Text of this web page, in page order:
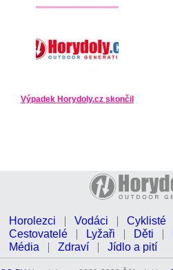
Výpadek Horydoly.cz skončil
Horolezci Vodáci Cyklisté
Cestovatelé
Lyžaři Děti
Média
Zdraví Jídlo a pití